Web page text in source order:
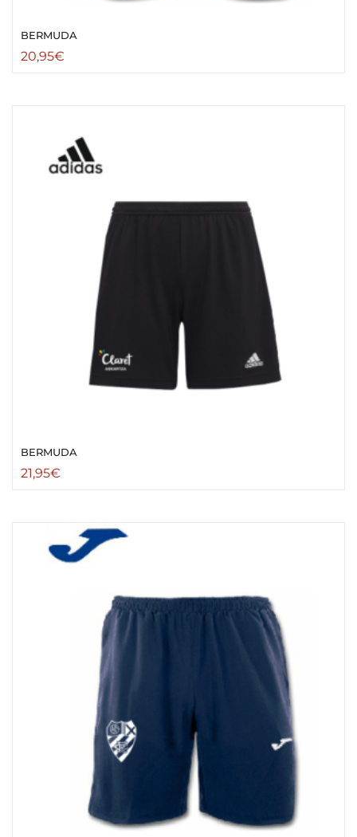
BERMUDA
20,95€
BERMUDA
21,95€